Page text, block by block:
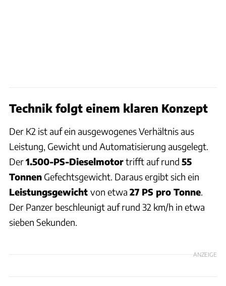
Technik folgt einem klaren Konzept
Der K2 ist auf ein ausgewogenes Verhältnis aus
Leistung, Gewicht und Automatisierung ausgelegt.
Der1.500-PS-Dieselmotortrifft auf rund 55
Tonnen Gefechtsgewicht. Daraus ergibt sich ein
Leistungsgewicht von etwa 27 PS pro Tonne.
Der Panzer beschleunigt auf rund 32 km/h in etwa
sieben Sekunden.
ANZEIGE